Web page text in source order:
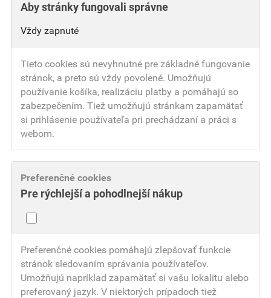
Aby stránky fungovali správne
Vždy zapnuté
Tieto cookies sú nevyhnutné pre základné fungovanie
stránok, a preto sú vždy povolené. Umožňujú
používanie košíka, realizáciu platby a pomáhajú so
zabezpečením. Tiež umožňujú stránkam zapamätať
si prihlásenie používateľa pri prechádzaní a práci s
webom.
Preferenčné cookies
Pre rýchlejší a pohodlnejší nákup
Preferenčné cookies pomáhajú zlepšovať funkcie
stránok sledovaním správania používateľov.
Umožňujú napríklad zapamätať si vašu lokalitu alebo
preferovaný jazyk. V niektorých prípadoch tiež